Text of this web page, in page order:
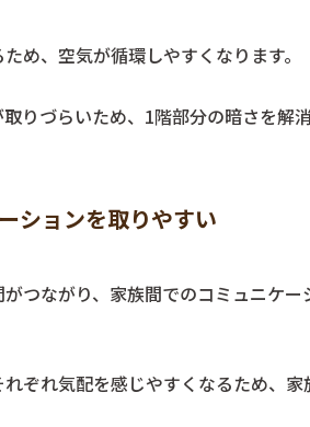
め、空気が循環しやすくなります。
りづらいため、1階部分の暗さを解
ションを取りやすい
つながり、家族間でのコミュニケー
ぞれ気配を感じやすくなるため、